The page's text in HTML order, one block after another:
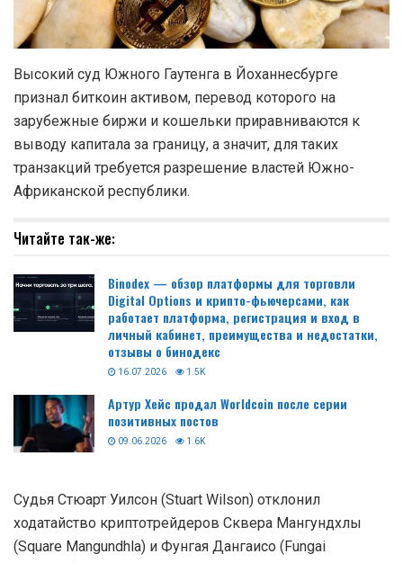
Высокий суд Южного Гаутенга в Йоханнесбурге
признал биткоин активом, перевод которого на
зарубежные биржи и кошельки приравниваются к
выводу капитала за границу, а значит, для таких
транзакций требуется разрешение властей Южно-
Африканской республики.
Читайте так-же:
Binodex — обзор платформы для торговли
Digital Options и крипто-фьючерсами, как
работает платформа, регистрация и вход в
личный кабинет, преимущества и недостатки,
отзывы о бинодекс
16.07.2026 1.5K
Артур Хейс продал Worldcoin после серии
позитивных постов
09.06.2026 1.6K
Судья Стюарт Уилсон (Stuart Wilson) отклонил
ходатайство криптотрейдеров Сквера Мангундхлы
(Square Mangundhla) и Фунгая Дангаисо (Fungai